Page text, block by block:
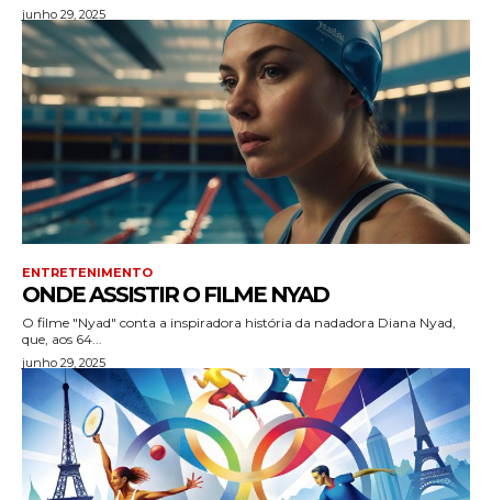
junho 29, 2025
ENTRETENIMENTO
ONDE ASSISTIR O FILME NYAD
O filme "Nyad" conta a inspiradora história da nadadora Diana Nyad,
que, aos 64...
junho 29, 2025